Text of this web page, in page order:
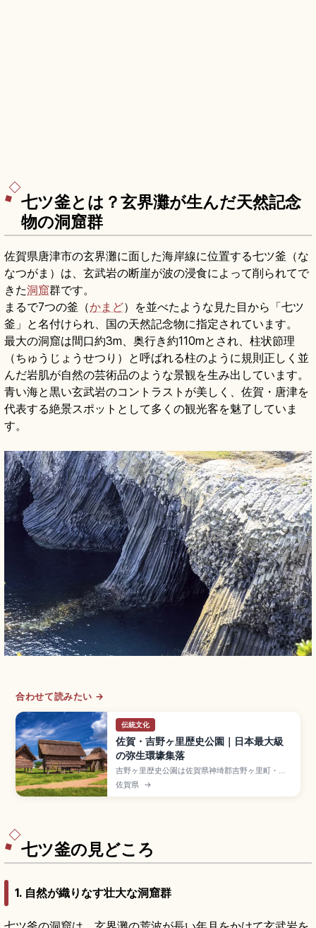
七ツ釜とは？玄界灘が生んだ天然記念
物の洞窟群
佐賀県唐津市の玄界灘に面した海岸線に位置する七ツ釜（な
なつがま）は、玄武岩の断崖が波の浸食によって削られてで
きた洞窟群です。
まるで7つの釜（かまど）を並べたような見た目から「七ツ
釜」と名付けられ、国の天然記念物に指定されています。
最大の洞窟は間口約3m、奥行き約110mとされ、柱状節理
（ちゅうじょうせつり）と呼ばれる柱のように規則正しく並
んだ岩肌が自然の芸術品のような景観を生み出しています。
青い海と黒い玄武岩のコントラストが美しく、佐賀・唐津を
代表する絶景スポットとして多くの観光客を魅了していま
す。
合わせて読みたい →
伝統文化
佐賀・吉野ヶ里歴史公園｜日本最大級
の弥生環壕集落
吉野ヶ里歴史公園は佐賀県神埼郡吉野ヶ里町・神
埼市にまたがる日本最大級の弥生時代環壕集落跡
で、紀元前5世紀〜紀元後3世紀の集落として国の
佐賀県 →
七ツ釜の見どころ
1. 自然が織りなす壮大な洞窟群